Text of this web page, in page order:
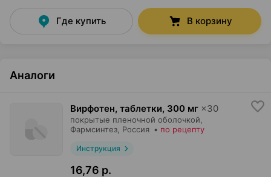
Где купить В корзину
Аналоги
Вирфотен, таблетки, 300 мг ×30
покрытые пленочной оболочкой,
Фармсинтез , Россия • по рецепту
Инструкция
16,76 р.